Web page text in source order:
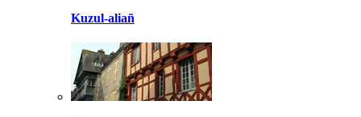
Kuzul-aliañ